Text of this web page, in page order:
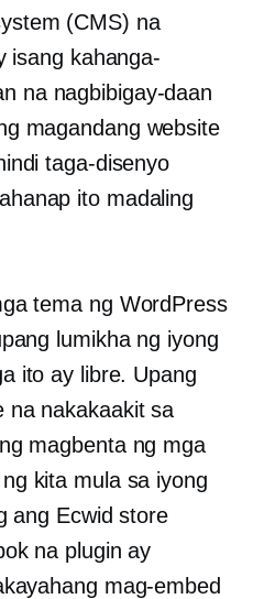
(CMS) na
isang kahanga-
na nagbibigay-daan
magandang website
taga-disenyo
ito madaling
tema ng WordPress
lumikha ng iyong
ito ay libre. Upang
na nakakaakit sa
magbenta ng mga
kita mula sa iyong
ang Ecwid store
na plugin ay
mag-embed